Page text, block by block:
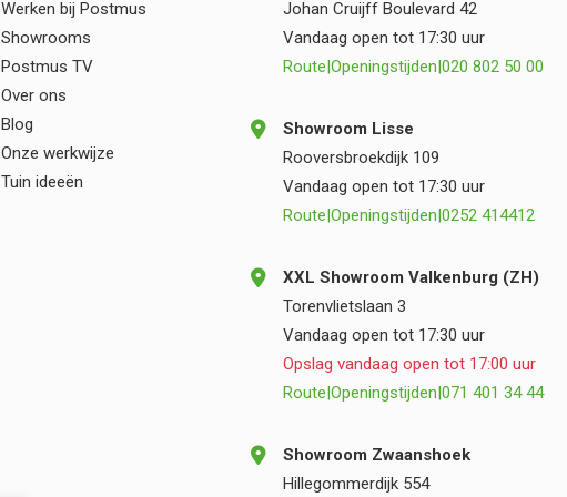
Werken bij Postmus
Showrooms
Postmus TV
Over ons
Blog
Onze werkwijze
Tuin ideeën
Johan Cruijff Boulevard 42
Vandaag open tot 17:30 uur
Route|Openingstijden|020 802 50 00
Showroom Lisse
Rooversbroekdijk 109
Vandaag open tot 17:30 uur
Route|Openingstijden|0252 414412
XXL Showroom Valkenburg (ZH)
Torenvlietslaan 3
Vandaag open tot 17:30 uur
Opslag vandaag open tot 17:00 uur
Route|Openingstijden|071 401 34 44
Showroom Zwaanshoek
Hillegommerdijk 554